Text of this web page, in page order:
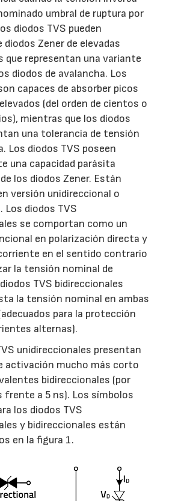
umbral de ruptura por
diodos TVS pueden
diodos Zener de elevadas
que representan una variante
diodos de avalancha. Los
capaces de absorber picos
(del orden de cientos o
mientras que los diodos
una tolerancia de tensión
Los diodos TVS poseen
una capacidad parásita
los diodos Zener. Están
versión unidireccional o
Los diodos TVS
se comportan como un
en polarización directa y
en el sentido contrario
la tensión nominal de
TVS bidireccionales
la tensión nominal en ambas
para la protección
alternas).
unidireccionales presentan
activación mucho más corto
bidireccionales (por
frente a 5 ns). Los símbolos
los diodos TVS
y bidireccionales están
en la figura 1.